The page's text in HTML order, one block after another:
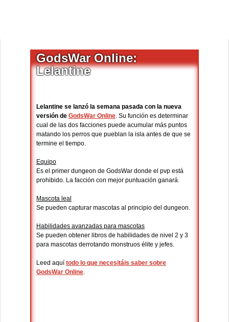
GodsWar Online:
Lelantine
Lelantine se lanzó la semana pasada con la nueva
versión de GodsWar Online. Su función es determinar
cual de las dos facciones puede acumular más puntos
matando los perros que pueblan la isla antes de que se
termine el tiempo.
Equipo
Es el primer dungeon de GodsWar donde el pvp está
prohibido. La facción con mejor puntuación ganará.
Mascota leal
Se pueden capturar mascotas al principio del dungeon.
Habilidades avanzadas para mascotas
Se pueden obtener libros de habilidades de nivel 2 y 3
para mascotas derrotando monstruos élite y jefes.
Leed aquí todo lo que necesitáis saber sobre
GodsWar Online.